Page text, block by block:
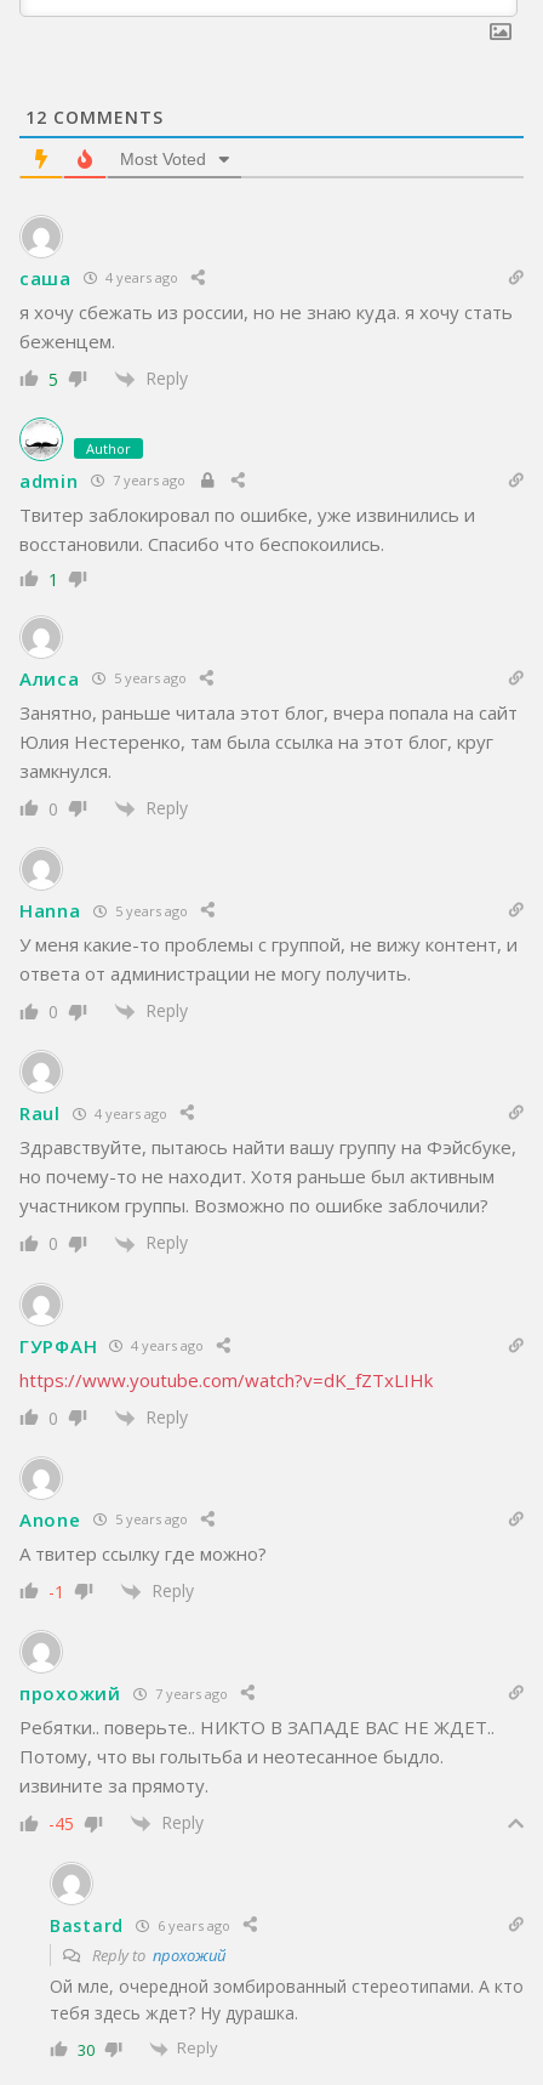
12 COMMENTS
Most Voted
саша 4 years ago
я хочу сбежать из россии, но не знаю куда. я хочу стать
беженцем.
5 Reply
Author
admin 7 years ago
Твитер заблокировал по ошибке, уже извинились и
восстановили. Спасибо что беспокоились.
1
Алиса 5 years ago
Занятно, раньше читала этот блог, вчера попала на сайт
Юлия Нестеренко, там была ссылка на этот блог, круг
замкнулся.
0 Reply
Hanna 5 years ago
У меня какие-то проблемы с группой, не вижу контент, и
ответа от администрации не могу получить.
0 Reply
Raul 4 years ago
Здравствуйте, пытаюсь найти вашу группу на Фэйсбуке,
но почему-то не находит. Хотя раньше был активным
участником группы. Возможно по ошибке заблочили?
0 Reply
ГУРФАН 4 years ago
https://www.youtube.com/watch?v=dK_fZTxLIHk
0 Reply
Anone 5 years ago
А твитер ссылку где можно?
-1 Reply
прохожий 7 years ago
Ребятки.. поверьте.. НИКТО В ЗАПАДЕ ВАС НЕ ЖДЕТ..
Потому, что вы голытьба и неотесанное быдло.
извините за прямоту.
-45 Reply
Bastard 6 years ago
Reply to прохожий
Ой мле, очередной зомбированный стереотипами. А кто
тебя здесь ждет? Ну дурашка.
30 Reply